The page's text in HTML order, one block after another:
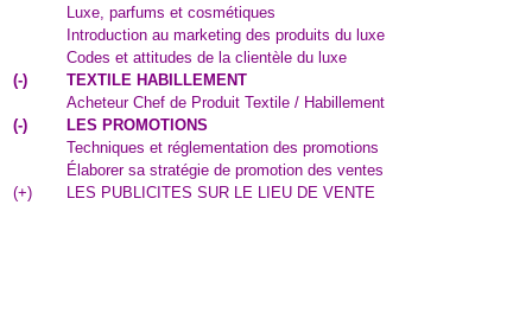
Luxe, parfums et cosmétiques
Introduction au marketing des produits du luxe
Codes et attitudes de la clientèle du luxe
(-)
TEXTILE HABILLEMENT
Acheteur Chef de Produit Textile / Habillement
(-)
LES PROMOTIONS
Techniques et réglementation des promotions
Élaborer sa stratégie de promotion des ventes
(+) LES PUBLICITES SUR LE LIEU DE VENTE